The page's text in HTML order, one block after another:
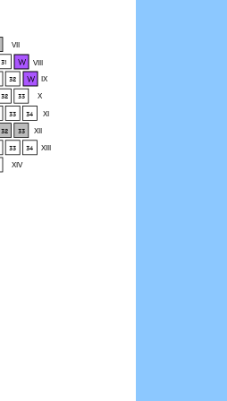
VII
VIII
IX
X
XI
XII
XIII
XIV
W
W
31
32
32 33
33 34
32 33
33 34